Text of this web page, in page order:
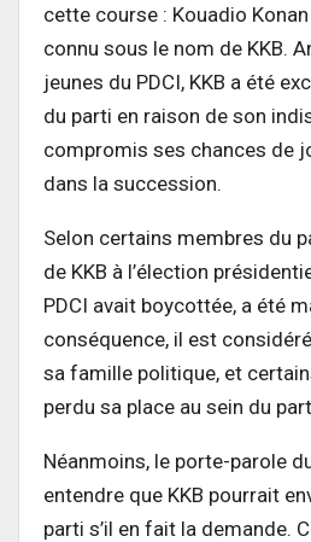
cette course : Kouadio
connu sous le nom de KKB.
jeunes du PDCI, KKB a été
du parti en raison de son
compromis ses chances de
dans la succession.
Selon certains membres du
de KKB à l’élection
PDCI avait boycottée, a été
conséquence, il est
sa famille politique, et
perdu sa place au sein du
Néanmoins, le porte-parole
entendre que KKB pourrait
parti s’il en fait la demande.